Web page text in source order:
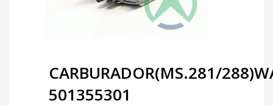
CARBURADOR(MS.281/
501355301